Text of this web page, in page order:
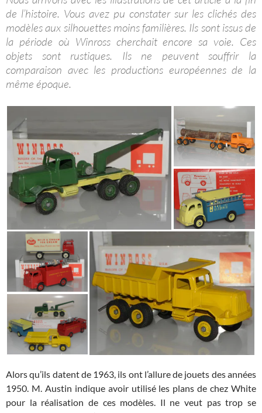
de l’histoire. Vous avez pu constater sur les clichés des
modèles aux silhouettes moins familières. Ils sont issus de
la période où Winross cherchait encore sa voie. Ces
objets sont rustiques. Ils ne peuvent souffrir la
comparaison avec les productions européennes de la
même époque.
Alors qu’ils datent de 1963, ils ont l’allure de jouets des années
1950. M. Austin indique avoir utilisé les plans de chez White
pour la réalisation de ces modèles. Il ne veut pas trop se